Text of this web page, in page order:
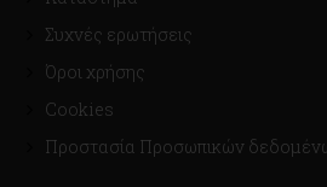
Συχνές ερωτήσεις
Όροι χρήσης
Cookies
Προστασία Προσωπικών